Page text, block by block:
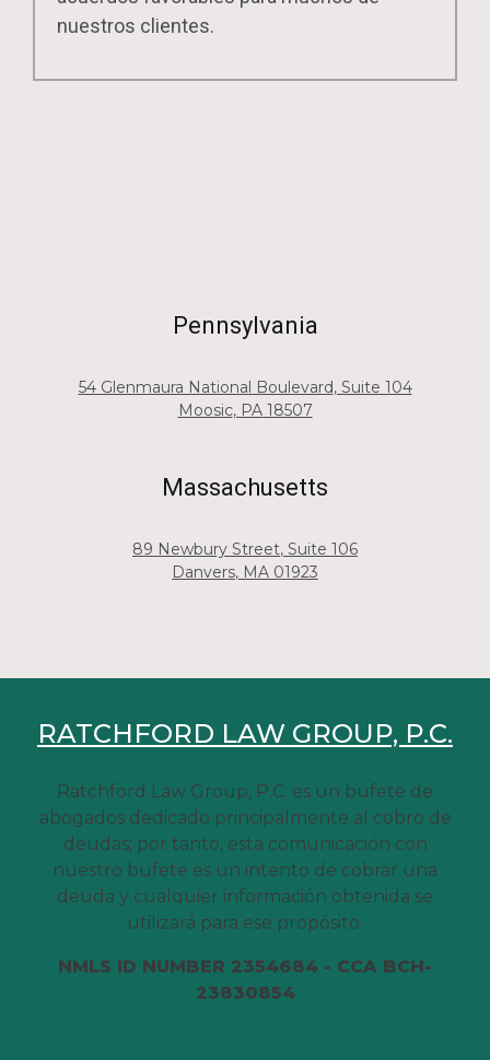
nuestros clientes.
Pennsylvania
54 Glenmaura National Boulevard, Suite 104
Moosic, PA18507
Massachusetts
89 Newbury Street, Suite 106
Danvers, MA 01923
RATCHFORD LAW GROUP, P.C.
Ratchford Law Group, P.C. es un bufete de
abogados dedicado principalmente al cobro de
deudas; por tanto, esta comunicación con
nuestro bufete es un intento de cobrar una
deuda y cualquier información obtenida se
utilizará para ese propósito.
NMLS ID NUMBER 2354684 - CCA BCH-
23830854